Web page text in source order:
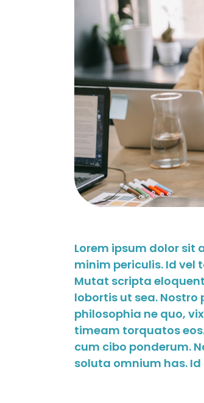
Lorem ipsum dolor sit
minim periculis. Id
Mutat scripta
lobortis ut sea. Nostro
philosophia ne quo,
timeam torquatos
cum cibo ponderum.
soluta omnium has.